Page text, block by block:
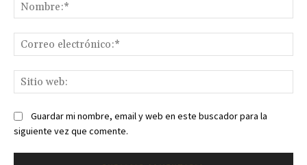
Guardar mi nombre, email y web en este buscador para la
siguiente vez que comente.